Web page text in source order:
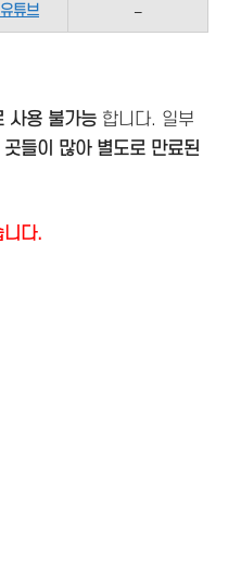
튜브 –
사용 불가능 합니다. 일부
들이 많아 별도로 만료된
니다.